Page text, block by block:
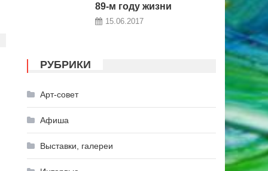
89-м году жизни
15.06.2017
РУБРИКИ
Арт-совет
Афиша
Выставки, галереи